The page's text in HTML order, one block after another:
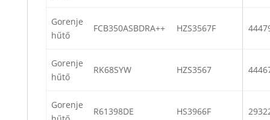
Gorenje
hűtő
FCB350ASBDRA++ HZS3567F
Gorenje
hűtő
RK68SYW HZS3567
Gorenje
R61398DE HS3966F